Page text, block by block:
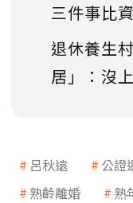
三件事比
退休養生
居」：沒
呂秋遠 公證
熟齡離婚
熟